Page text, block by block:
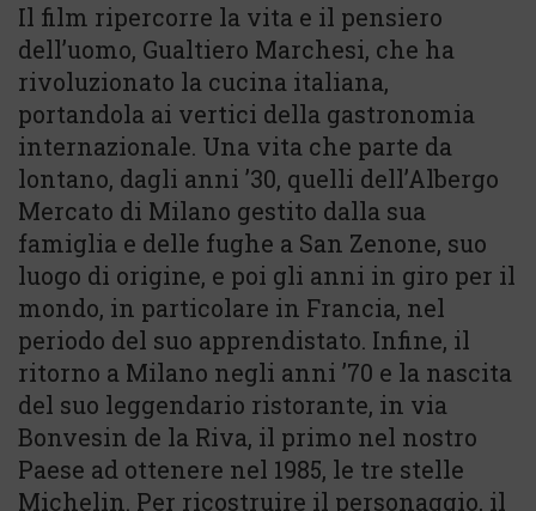
Il film ripercorre la vita e il pensiero
dell’uomo, Gualtiero Marchesi, che ha
rivoluzionato la cucina italiana,
portandola ai vertici della gastronomia
internazionale. Una vita che parte da
lontano, dagli anni ’30, quelli dell’Albergo
Mercato di Milano gestito dalla sua
famiglia e delle fughe a San Zenone, suo
luogo di origine, e poi gli anni in giro per il
mondo, in particolare in Francia, nel
periodo del suo apprendistato. Infine, il
ritorno a Milano negli anni ’70 e la nascita
del suo leggendario ristorante, in via
Bonvesin de la Riva, il primo nel nostro
Paese ad ottenere nel 1985, le tre stelle
Michelin. Per ricostruire il personaggio, il